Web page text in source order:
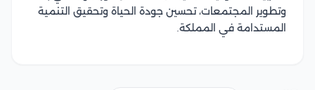
وتطوير المجتمعات، تحسين جودة الحياة وتحقيق التنمية
المستدامة في المملكة.